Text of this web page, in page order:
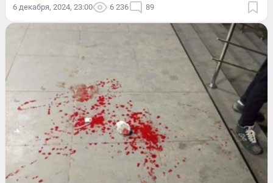
6 декабря, 2024, 23:00 6 236 89